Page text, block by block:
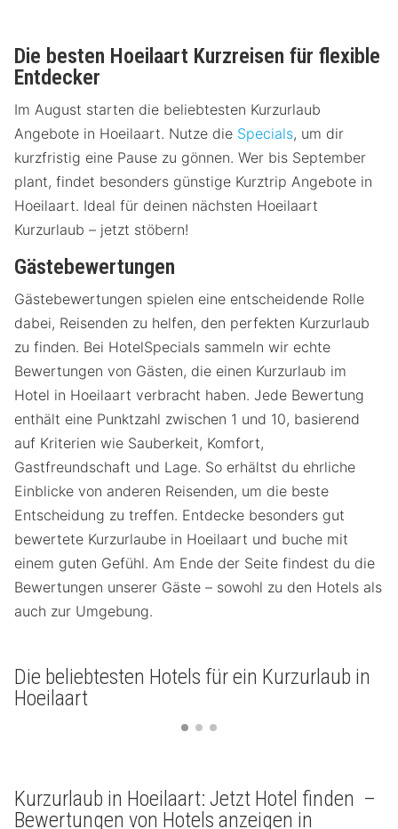
Die besten Hoeilaart Kurzreisen für flexible
Entdecker
Im August starten die beliebtesten Kurzurlaub
Angebote in Hoeilaart. Nutze die Specials, um dir
kurzfristig eine Pause zu gönnen. Wer bis September
plant, findet besonders günstige Kurztrip Angebote in
Hoeilaart. Ideal für deinen nächsten Hoeilaart
Kurzurlaub – jetzt stöbern!
Gästebewertungen
Gästebewertungen spielen eine entscheidende Rolle
dabei, Reisenden zu helfen, den perfekten Kurzurlaub
zu finden. Bei HotelSpecials sammeln wir echte
Bewertungen von Gästen, die einen Kurzurlaub im
Hotel in Hoeilaart verbracht haben. Jede Bewertung
enthält eine Punktzahl zwischen 1 und 10, basierend
auf Kriterien wie Sauberkeit, Komfort,
Gastfreundschaft und Lage. So erhältst du ehrliche
Einblicke von anderen Reisenden, um die beste
Entscheidung zu treffen. Entdecke besonders gut
bewertete Kurzurlaube in Hoeilaart und buche mit
einem guten Gefühl. Am Ende der Seite findest du die
Bewertungen unserer Gäste – sowohl zu den Hotels als
auch zur Umgebung.
Die beliebtesten Hotels für ein Kurzurlaub in
Hoeilaart
Kurzurlaub in Hoeilaart: Jetzt Hotel finden –
Bewertungen von Hotels anzeigen in